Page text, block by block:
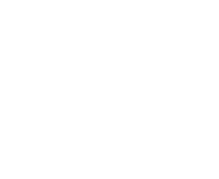
させていただ
御機器販売店・
ようお願いしま
社の共同利用者
とをご了承くだ
1000ppm以下、
下、フタル酸ジブチ
、
ない年数を意
貨物等」とい
可)を取得する
通知します。
、取り引きをい
ムロン制御